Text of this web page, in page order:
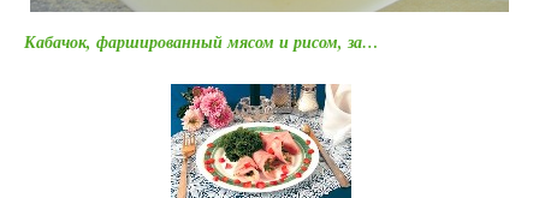
Кабачок, фаршированный мясом и рисом, за…